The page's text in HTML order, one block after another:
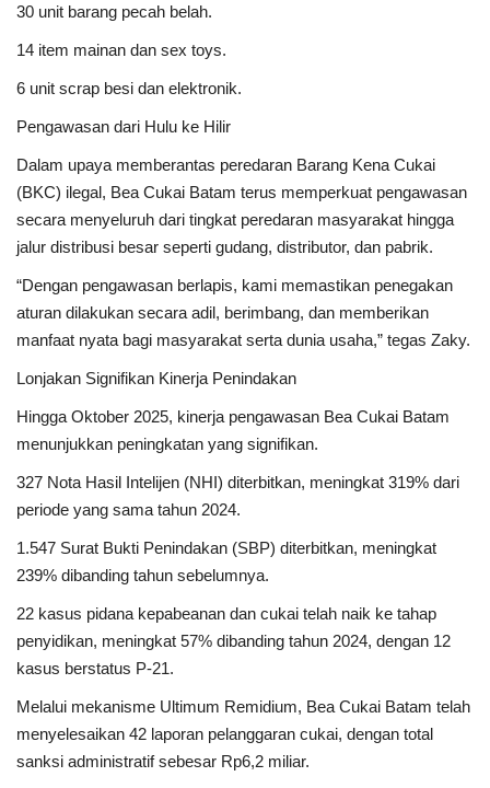
30 unit barang pecah belah.
14 item mainan dan sex toys.
6 unit scrap besi dan elektronik.
Pengawasan dari Hulu ke Hilir
Dalam upaya memberantas peredaran Barang Kena Cukai
(BKC) ilegal, Bea Cukai Batam terus memperkuat pengawasan
secara menyeluruh dari tingkat peredaran masyarakat hingga
jalur distribusi besar seperti gudang, distributor, dan pabrik.
“Dengan pengawasan berlapis, kami memastikan penegakan
aturan dilakukan secara adil, berimbang, dan memberikan
manfaat nyata bagi masyarakat serta dunia usaha,” tegas Zaky.
Lonjakan Signifikan Kinerja Penindakan
Hingga Oktober 2025, kinerja pengawasan Bea Cukai Batam
menunjukkan peningkatan yang signifikan.
327 Nota Hasil Intelijen (NHI) diterbitkan, meningkat 319% dari
periode yang sama tahun 2024.
1.547 Surat Bukti Penindakan (SBP) diterbitkan, meningkat
239% dibanding tahun sebelumnya.
22 kasus pidana kepabeanan dan cukai telah naik ke tahap
penyidikan, meningkat 57% dibanding tahun 2024, dengan 12
kasus berstatus P-21.
Melalui mekanisme Ultimum Remidium, Bea Cukai Batam telah
menyelesaikan 42 laporan pelanggaran cukai, dengan total
sanksi administratif sebesar Rp6,2 miliar.